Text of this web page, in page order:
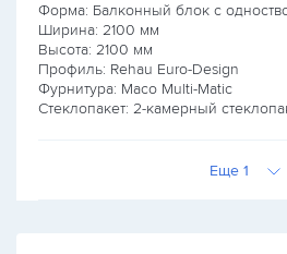
Форма: Балконный блок с
Ширина: 2100 мм
Высота: 2100 мм
Профиль: Rehau Euro-Design
Фурнитура: Maco Multi-Matic
Стеклопакет: 2-камерный
Еще 1